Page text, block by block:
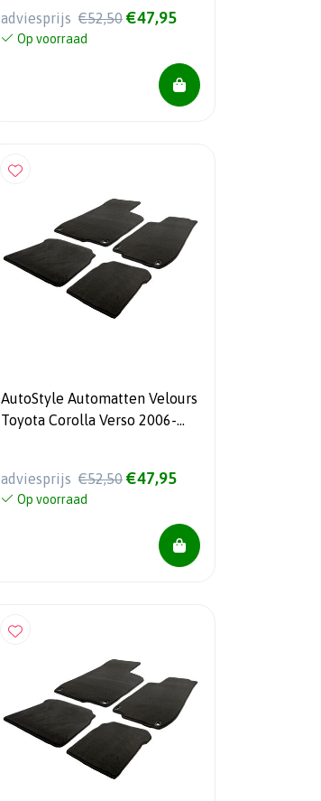
adviesprijs €52,50 €47,95
Op voorraad
AutoStyle Automatten Velours
Toyota Corolla Verso 2006-
adviesprijs €52,50 €47,95
Op voorraad